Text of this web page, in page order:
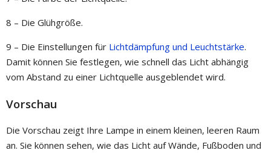
8 – Die Glühgröße.
9 – Die Einstellungen für Lichtdämpfung und Leuchtstärke.
Damit können Sie festlegen, wie schnell das Licht abhängig
vom Abstand zu einer Lichtquelle ausgeblendet wird.
Vorschau
Die Vorschau zeigt Ihre Lampe in einem kleinen, leeren Raum
an. Sie können sehen, wie das Licht auf Wände, Fußboden und